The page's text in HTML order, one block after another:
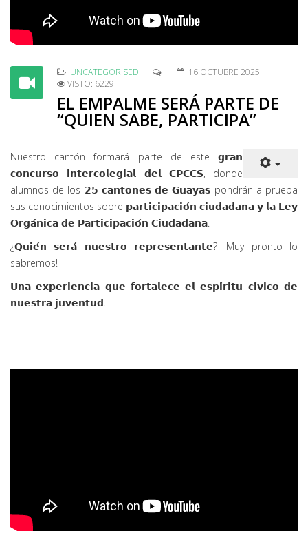
UNCATEGORISED
16 OCTUBRE 2025
VISTO: 6229
EL EMPALME SERÁ PARTE DE
“QUIEN SABE, PARTICIPA”
Nuestro cantón formará parte de este 𝗴𝗿𝗮𝗻
𝗰𝗼𝗻𝗰𝘂𝗿𝘀𝗼 𝗶𝗻𝘁𝗲𝗿𝗰𝗼𝗹𝗲𝗴𝗶𝗮𝗹 𝗱𝗲𝗹 𝗖𝗣𝗖𝗖𝗦, donde
alumnos de los 𝟮𝟱 𝗰𝗮𝗻𝘁𝗼𝗻𝗲𝘀 𝗱𝗲 𝗚𝘂𝗮𝘆𝗮𝘀 pondrán a prueba
sus conocimientos sobre 𝗽𝗮𝗿𝘁𝗶𝗰𝗶𝗽𝗮𝗰𝗶𝗼́𝗻 𝗰𝗶𝘂𝗱𝗮𝗱𝗮𝗻𝗮 𝘆 𝗹𝗮 𝗟𝗲𝘆
𝗢𝗿𝗴𝗮́𝗻𝗶𝗰𝗮 𝗱𝗲 𝗣𝗮𝗿𝘁𝗶𝗰𝗶𝗽𝗮𝗰𝗶𝗼́𝗻 𝗖𝗶𝘂𝗱𝗮𝗱𝗮𝗻𝗮.
¿𝗤𝘂𝗶𝗲́𝗻 𝘀𝗲𝗿𝗮́ 𝗻𝘂𝗲𝘀𝘁𝗿𝗼 𝗿𝗲𝗽𝗿𝗲𝘀𝗲𝗻𝘁𝗮𝗻𝘁𝗲? ¡Muy pronto lo
sabremos!
𝗨𝗻𝗮 𝗲𝘅𝗽𝗲𝗿𝗶𝗲𝗻𝗰𝗶𝗮 𝗾𝘂𝗲 𝗳𝗼𝗿𝘁𝗮𝗹𝗲𝗰𝗲 𝗲𝗹 𝗲𝘀𝗽𝗶́𝗿𝗶𝘁𝘂 𝗰𝗶́𝘃𝗶𝗰𝗼 𝗱𝗲
𝗻𝘂𝗲𝘀𝘁𝗿𝗮 𝗷𝘂𝘃𝗲𝗻𝘁𝘂𝗱.